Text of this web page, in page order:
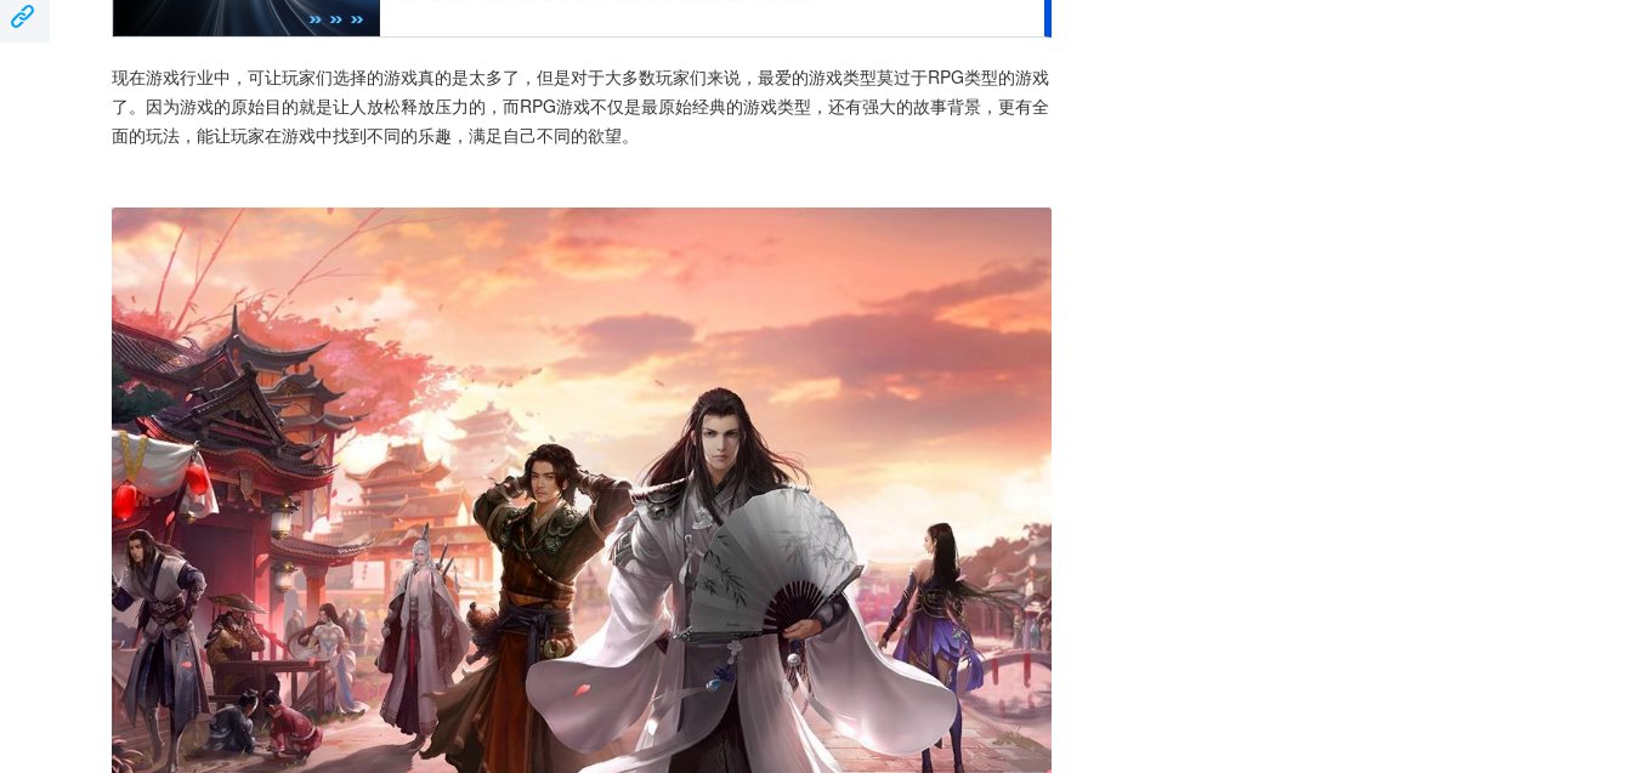
现在游戏行业中，可让玩家们选择的游戏真的是太多了，但是对于大多数玩家们来说，最爱的游戏类型莫过于RPG类型的游戏
了。因为游戏的原始目的就是让人放松释放压力的，而RPG游戏不仅是最原始经典的游戏类型，还有强大的故事背景，更有全
面的玩法，能让玩家在游戏中找到不同的乐趣，满足自己不同的欲望。